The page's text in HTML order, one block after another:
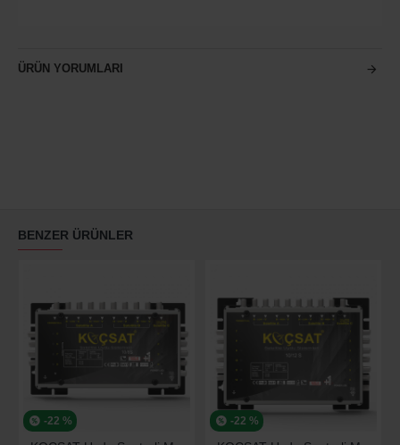
ÜRÜN YORUMLARI
BENZER ÜRÜNLER
-22 % -22 %